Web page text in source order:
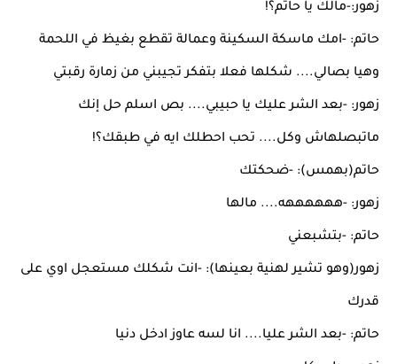
زهور:-مالك يا حاتم؟!
حاتم: -امك ماسكة السكينة وعمالة تقطع بغيظ في اللحمة
وهيا بصالي.... شكلها فعلا بتفكر تجيبني من زمارة رقبتي
زهور: -بعد الشر عليك يا حبيبي.... بص اسلم حل إنك
ماتبصلهاش وكل.... تحب احطلك ايه في طبقك؟!
حاتم(بهمس): -ضحكتك
زهور: -ههههههه.... مالها
حاتم: -بتشبعني
زهور(وهو تشير لهنية بعينها): -انت شكلك مستعجل اوي على
قدرك
حاتم: -بعد الشر عليا.... انا لسه عاوز ادخل دنيا